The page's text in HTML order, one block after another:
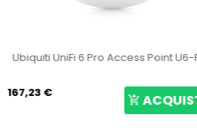
Ubiquiti UniFi 6 Pro Access Point U6-
167,23 €